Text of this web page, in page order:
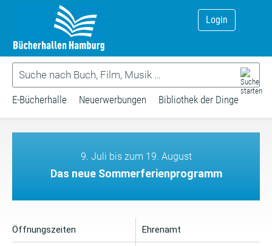
Login
E-Bücherhalle Neuerwerbungen Bibliothek der Dinge
9. Juli bis zum 19. August
Das neue Sommerferienprogramm
Öffnungszeiten Ehrenamt